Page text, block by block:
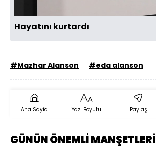
Hayatını kurtardı
#Mazhar Alanson #eda alanson
Ana Sayfa Yazı Boyutu Paylaş
GÜNÜN ÖNEMLİ MANŞETLERİ